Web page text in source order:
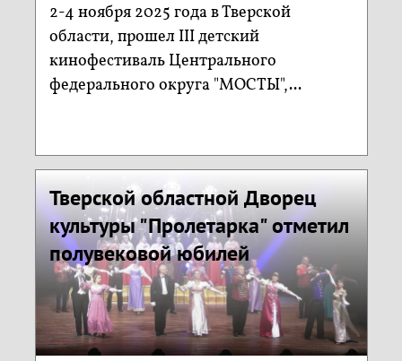
2-4 ноября 2025 года в Тверской
области, прошел III детский
кинофестиваль Центрального
федерального округа "МОСТЫ",...
Тверской областной Дворец
культуры "Пролетарка" отметил
полувековой юбилей